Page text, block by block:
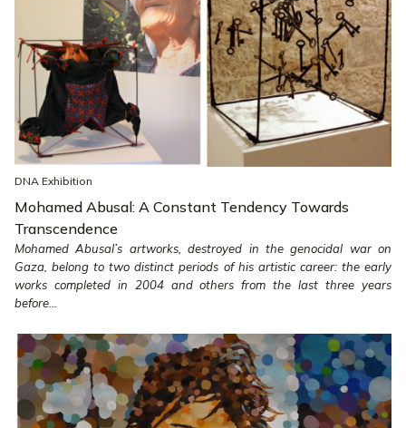
DNA Exhibition
Mohamed Abusal: A Constant Tendency Towards
Transcendence
Mohamed Abusal’s artworks, destroyed in the genocidal war on
Gaza, belong to two distinct periods of his artistic career: the early
works completed in 2004 and others from the last three years
before...